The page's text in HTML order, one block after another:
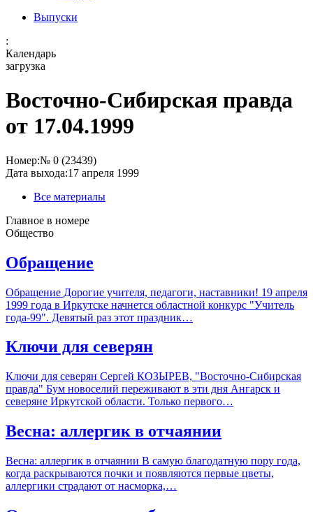
Выпуски
:
Календарь
загрузка
Восточно-Сибирская правда
от 17.04.1999
Номер:№ 0 (23439)
Дата выхода:17 апреля 1999
Все материалы
Главное в номере
Общество
Обращение
Обращение Дорогие учителя, педагоги, наставники! 19 апреля
1999 года в Иркутске начнется областной конкурс "Учитель
года-99". Девятый раз этот праздник…
Ключи для северян
Ключи для северян Сергей КОЗЫРЕВ, "Восточно-Сибирская
правда" Бум новоселий переживают в эти дня Ангарск и
северяне Иркутской области. Только первого…
Весна: аллергик в отчаянии
Весна: аллергик в отчаянии В самую благодатную пору года,
когда раскрываются почки и появляются первые цветы,
аллергики страдают от насморка,…